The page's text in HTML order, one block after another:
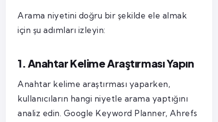
Arama niyetini doğru bir şekilde ele almak
için şu adımları izleyin:
1. Anahtar Kelime Araştırması Yapın
Anahtar kelime araştırması yaparken,
kullanıcıların hangi niyetle arama yaptığını
analiz edin. Google Keyword Planner, Ahrefs